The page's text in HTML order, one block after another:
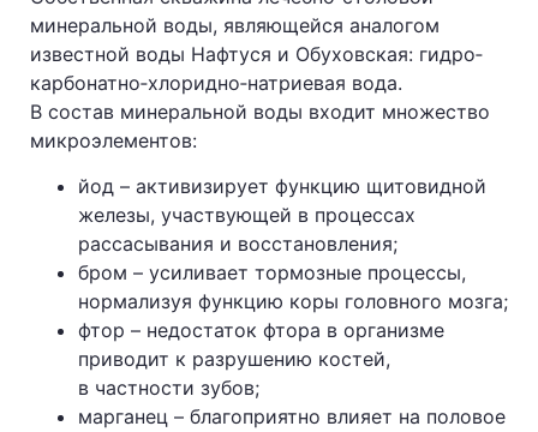
минеральной воды, являющейся аналогом
известной воды Нафтуся и Обуховская: гидро‐
карбонатно‐хлоридно‐натриевая вода.
В состав минеральной воды входит множество
микроэлементов:
йод – активизирует функцию щитовидной
железы, участвующей в процессах
рассасывания и восстановления;
бром – усиливает тормозные процессы,
нормализуя функцию коры головного мозга;
фтор – недостаток фтора в организме
приводит к разрушению костей,
в частности зубов;
марганец – благоприятно влияет на половое